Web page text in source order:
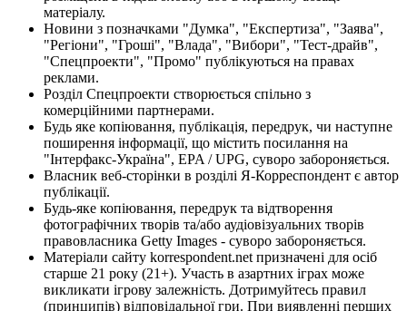
матеріалу.
Новини з позначками "Думка", "Експертиза", "Заява",
"Регіони", "Гроші", "Влада", "Вибори", "Тест-драйв",
"Спецпроекти", "Промо" публікуються на правах
реклами.
Розділ Спецпроекти створюється спільно з
комерційними партнерами.
Будь яке копіювання, публікація, передрук, чи наступне
поширення інформації, що містить посилання на
"Інтерфакс-Україна", EPA / UPG, суворо забороняється.
Власник веб-сторінки в розділі Я-Корреспондент є автор
публікації.
Будь-яке копіювання, передрук та відтворення
фотографічних творів та/або аудіовізуальних творів
правовласника Getty Images - суворо забороняється.
Матеріали сайту korrespondent.net призначені для осіб
старше 21 року (21+). Участь в азартних іграх може
викликати ігрову залежність. Дотримуйтесь правил
(принципів) відповідальної гри. При виявленні перших